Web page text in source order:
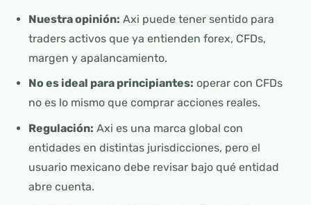
Nuestra opinión: Axi puede tener sentido para
traders activos que ya entienden forex, CFDs,
margen y apalancamiento.
No es ideal para principiantes: operar con CFDs
no es lo mismo que comprar acciones reales.
Regulación: Axi es una marca global con
entidades en distintas jurisdicciones, pero el
usuario mexicano debe revisar bajo qué entidad
abre cuenta.